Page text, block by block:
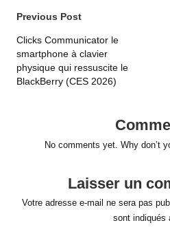
Post
navigation
Previous Post
Clicks Communicator le
smartphone à clavier
physique qui ressuscite le
BlackBerry (CES 2026)
No comments yet. Why don’t
Laisser un
Votre adresse e-mail ne sera pas
sont indiqués